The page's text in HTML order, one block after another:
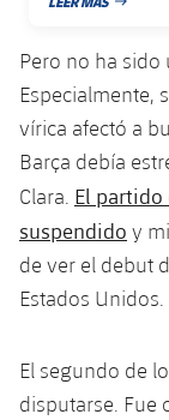
Jugadors
Fotos
Palmarés
Historia
Juvenil
Cadete
Infantil
Alevín
Primer
plusicon
más
Entradas
Barça
plusicon
más
Base
Campus
plusicon
más
FECHA DE
Pero no ha sido
Especialmente,
vírica afectó a
Barça debía
Clara. El
suspendido y
de ver el debut
Estados Unidos.
El segundo de
disputarse. Fue